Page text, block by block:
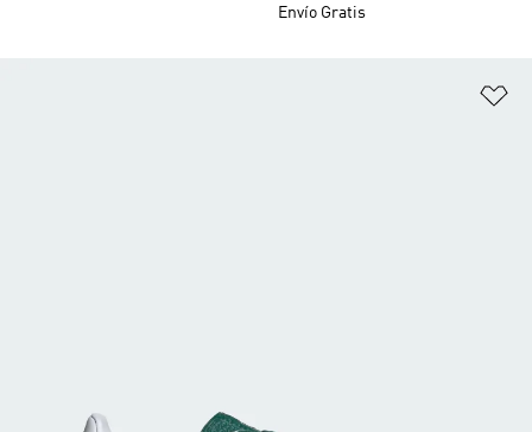
Envío Gratis